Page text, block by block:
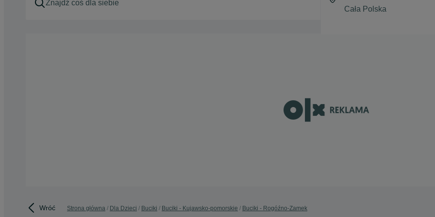
Wróć Strona główna Dla Dzieci Buciki Buciki - Kujawsko-pomorskie Buciki - Rogóźno-Zamek